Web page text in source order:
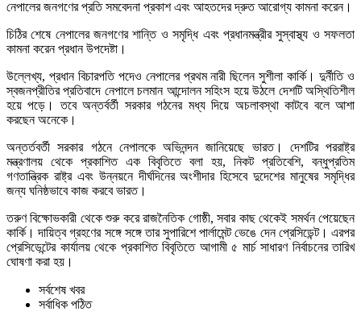
নেপালের জনগণের প্রতি সমবেদনা প্রকাশ এবং আহতদের দ্রুত আরোগ্য কামনা করেন।
চিঠির শেষে নেপালের জনগণের শান্তি ও সমৃদ্ধি এবং প্রধানমন্ত্রীর সুস্বাস্থ্য ও সফলতা
কামনা করেন প্রধান উপদেষ্টা।
উল্লেখ্য, প্রধান বিচারপতি পদেও নেপালের প্রথম নারী ছিলেন সুশীলা কার্কি। দুর্নীতি ও
স্বজনপ্রীতির প্রতিবাদে নেপালে চলমান আন্দোলন সহিংস হয়ে উঠলে দেশটি অস্থিতিশীল
হয়ে পড়ে। তবে অন্তর্বর্তী সরকার গঠনের মধ্য দিয়ে অচলাবস্থা কাটবে বলে আশা
করছেন অনেকে।
অন্তর্তবর্তী সরকার গঠনে নেপালকে অভিনন্দন জানিয়েছে ভারত। দেশটির পররাষ্ট্র
মন্ত্রণালয় থেকে প্রকাশিত এক বিবৃতিতে বলা হয়, নিকট প্রতিবেশি, বন্ধুপ্রতিম
গণতান্ত্রিক রাষ্ট্র এবং উন্নয়নে দীর্ঘদিনের অংশীদার হিসেবে দুদেশের মানুষের সমৃদ্ধির
জন্য ঘনিষ্ঠভাবে কাজ করবে ভারত।
তরুণ বিক্ষোভকারী থেকে শুরু করে রাজনৈতিক গোষ্ঠী, সবার কাছ থেকেই সমর্থন পেয়েছেন
কার্কি। দায়িত্ব গ্রহণের সঙ্গে সঙ্গে তার সুপারিশে পার্লামেন্ট ভেঙে দেন প্রেসিডেন্ট। এরপর
প্রেসিডেন্টের কার্যালয় থেকে প্রকাশিত বিবৃতিতে আগামী ৫ মার্চ সাধারণ নির্বাচনের তারিখ
ঘোষণা করা হয়।
সর্বশেষ খবর
সর্বাধিক পঠিত